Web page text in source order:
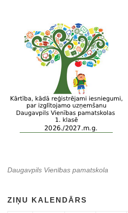
Daugavpils Vienības pamatskola
ZIŅU KALENDĀRS